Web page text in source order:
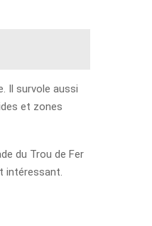
Il survole aussi
et zones
du Trou de Fer
intéressant.